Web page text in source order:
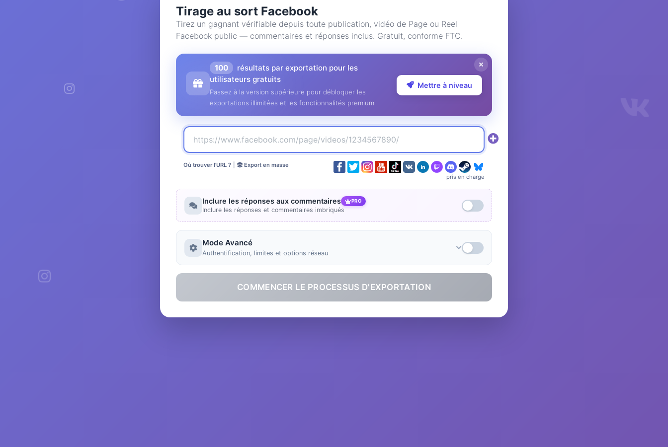
Tirage au sort Facebook
Tirez un gagnant vérifiable depuis toute publication, vidéo de Page ou Reel
Facebook public — commentaires et réponses inclus. Gratuit, conforme FTC.
100
résultats par exportation pour les
utilisateurs gratuits
Passez à la version supérieure pour débloquer les
exportations illimitées et les fonctionnalités premium
Mettre à niveau
Où trouver l'URL ?
Export en masse
pris en charge
Inclure les réponses aux commentaires PRO
Inclure les réponses et commentaires imbriqués
Mode Avancé
Authentification, limites et options réseau
COMMENCER LE PROCESSUS D'EXPORTATION